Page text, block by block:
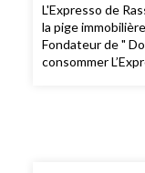
L'Expresso de
la pige
Fondateur de "
consommer